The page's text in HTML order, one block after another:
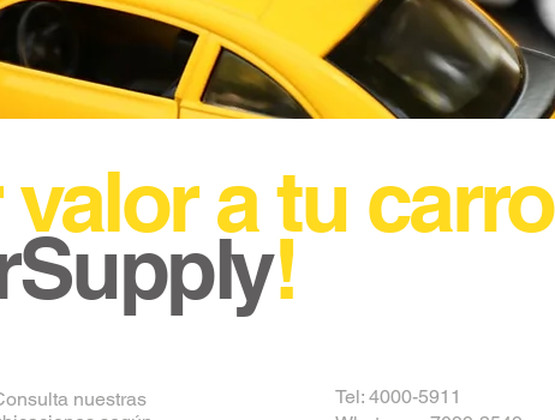
valor a tu carro
!
nuestras
Tel: 4000-5911